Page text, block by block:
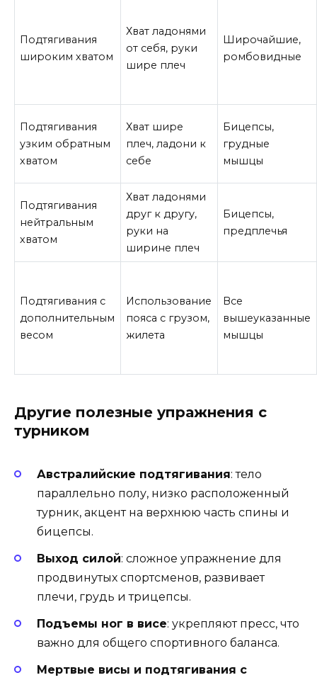
Подтягивания
широким хватом
Хват ладонями
от себя, руки
шире плеч
Широчайшие,
ромбовидные
Подтягивания
узким обратным
хватом
Хват шире
плеч, ладони к
себе
Бицепсы,
грудные
мышцы
Подтягивания
нейтральным
хватом
Хват ладонями
друг к другу,
руки на
ширине плеч
Бицепсы,
предплечья
Подтягивания с
дополнительным
весом
Использование
пояса с грузом,
жилета
Все
вышеуказанные
мышцы
Другие полезные упражнения с
турником
Австралийские подтягивания: тело
параллельно полу, низко расположенный
турник, акцент на верхнюю часть спины и
бицепсы.
Выход силой: сложное упражнение для
продвинутых спортсменов, развивает
плечи, грудь и трицепсы.
Подъемы ног в висе: укрепляют пресс, что
важно для общего спортивного баланса.
Мертвые висы и подтягивания с